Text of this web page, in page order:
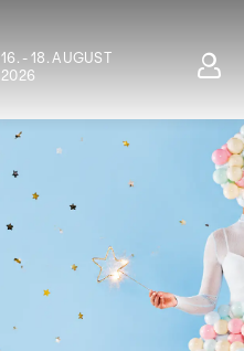
16. - 18. AUGUST
2026